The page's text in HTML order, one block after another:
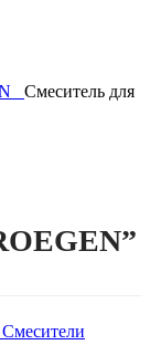
Смеситель для
Смесители